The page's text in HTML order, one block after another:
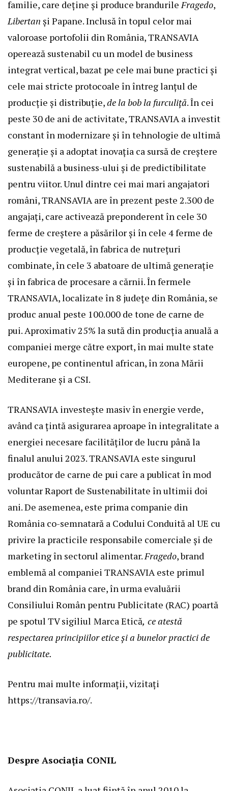
familie, care deține și produce brandurileFragedo,
Libertan și Papane. Inclusă în topul celor mai
valoroase portofolii din România, TRANSAVIA
operează sustenabil cu un model de business
integrat vertical, bazat pe cele mai bune practici și
cele mai stricte protocoale în întreg lanțul de
producție și distribuție,de la bob la furculiță. În cei
peste 30 de ani de activitate, TRANSAVIA a investit
constant în modernizare și în tehnologie de ultimă
generație și a adoptat inovația ca sursă de creștere
sustenabilă a business-ului și de predictibilitate
pentru viitor. Unul dintre cei mai mari angajatori
români, TRANSAVIA are în prezent peste 2.300 de
angajați, care activează preponderent în cele 30
ferme de creștere a păsărilor și în cele 4 ferme de
producție vegetală, în fabrica de nutrețuri
combinate, în cele 3 abatoare de ultimă generație
și în fabrica de procesare a cărnii. În fermele
TRANSAVIA, localizate în 8 județe din România, se
produc anual peste 100.000 de tone de carne de
pui. Aproximativ 25% la sută din producția anuală a
companiei merge către export, în mai multe state
europene, pe continentul african, în zona Mării
Mediterane și a CSI.
TRANSAVIA investește masiv în energie verde,
având ca țintă asigurarea aproape în integralitate a
energiei necesare facilităților de lucru până la
finalul anului 2023. TRANSAVIA este singurul
producător de carne de pui care a publicat în mod
voluntarRaport de Sustenabilitate în ultimii doi
ani. De asemenea, este prima companie din
România co-semnatară a Codului Conduită al UE cu
privire la practicile responsabile comerciale şi de
marketing în sectorul alimentar.Fragedo, brand
emblemă al companiei TRANSAVIA este primul
brand din România care, în urma evaluării
Consiliului Român pentru Publicitate (RAC) poartă
pe spotul TV sigiliul Marca Etică, ce atestă
respectarea principiilor etice și a bunelor practici de
publicitate.
Pentru mai multe informații, vizitați
https://transavia.ro/.
Despre Asociația CONIL